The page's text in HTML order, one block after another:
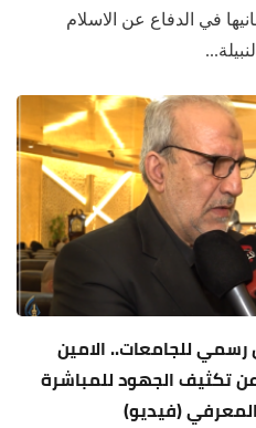
في الدفاع عن الاسلام
للجامعات.. الامين
تكثيف الجهود للمباشرة
(فيديو)